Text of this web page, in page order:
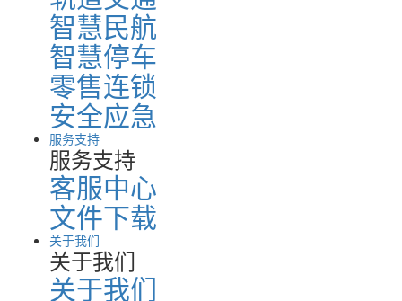
智慧民航
智慧停车
零售连锁
安全应急
服务支持
服务支持
客服中心
文件下载
关于我们
关于我们
关于我们